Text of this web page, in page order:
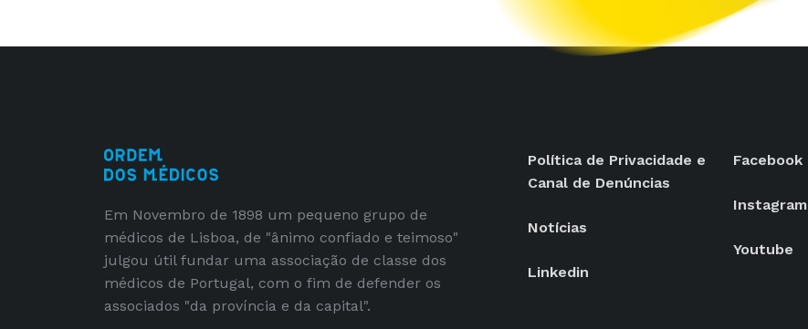
Em Novembro de 1898 um pequeno grupo de
médicos de Lisboa, de "ânimo confiado e teimoso"
julgou útil fundar uma associação de classe dos
médicos de Portugal, com o fim de defender os
associados "da província e da capital".
Política de Privacidade e
Canal de Denúncias
Notícias
Linkedin
Facebook
Instagram
Youtube